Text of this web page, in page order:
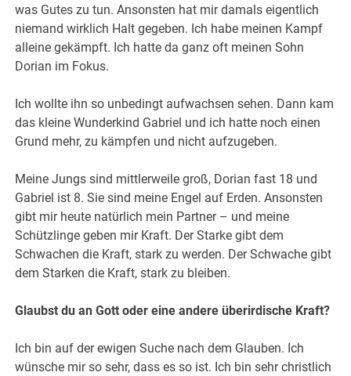
was Gutes zu tun. Ansonsten hat mir damals eigentlich
niemand wirklich Halt gegeben. Ich habe meinen Kampf
alleine gekämpft. Ich hatte da ganz oft meinen Sohn
Dorian im Fokus.
Ich wollte ihn so unbedingt aufwachsen sehen. Dann kam
das kleine Wunderkind Gabriel und ich hatte noch einen
Grund mehr, zu kämpfen und nicht aufzugeben.
Meine Jungs sind mittlerweile groß, Dorian fast 18 und
Gabriel ist 8. Sie sind meine Engel auf Erden. Ansonsten
gibt mir heute natürlich mein Partner – und meine
Schützlinge geben mir Kraft. Der Starke gibt dem
Schwachen die Kraft, stark zu werden. Der Schwache gibt
dem Starken die Kraft, stark zu bleiben.
Glaubst du an Gott oder eine andere überirdische Kraft?
Ich bin auf der ewigen Suche nach dem Glauben. Ich
wünsche mir so sehr, dass es so ist. Ich bin sehr christlich